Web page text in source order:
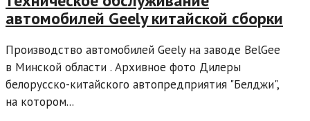
автомобилей Geely китайской сборки
Производство автомобилей Geely на заводе BelGee
в Минской области . Архивное фото Дилеры
белорусско-китайского автопредприятия "Белджи",
на котором...